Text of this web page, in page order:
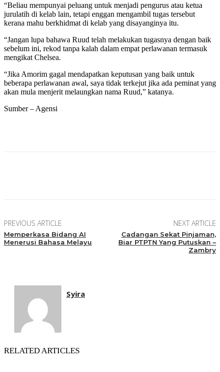
“Beliau mempunyai peluang untuk menjadi pengurus atau ketua
jurulatih di kelab lain, tetapi enggan mengambil tugas tersebut
kerana mahu berkhidmat di kelab yang disayanginya itu.
“Jangan lupa bahawa Ruud telah melakukan tugasnya dengan baik
sebelum ini, rekod tanpa kalah dalam empat perlawanan termasuk
mengikat Chelsea.
“Jika Amorim gagal mendapatkan keputusan yang baik untuk
beberapa perlawanan awal, saya tidak terkejut jika ada peminat yang
akan mula menjerit melaungkan nama Ruud,” katanya.
Sumber – Agensi
PREVIOUS ARTICLE
Memperkasa Bidang AI
Menerusi Bahasa Melayu
NEXT ARTICLE
Cadangan Sekat Pinjaman,
Biar PTPTN Yang Putuskan –
Zambry
Syira
RELATED ARTICLES